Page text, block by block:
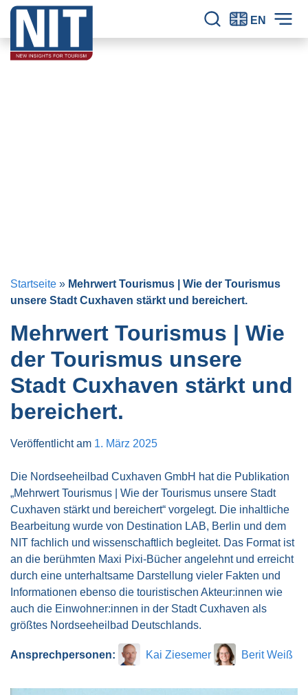
Zum Inhalt springen
NIT – Tourism Research
Seit 30 Jahren verlässliche Erkenntnisse für den Tourismus.
EN
Startseite » Mehrwert Tourismus | Wie der Tourismus
unsere Stadt Cuxhaven stärkt und bereichert.
Mehrwert Tourismus | Wie
der Tourismus unsere
Stadt Cuxhaven stärkt und
bereichert.
Veröffentlicht am 1. März 2025
Die Nordseeheilbad Cuxhaven GmbH hat die Publikation
„Mehrwert Tourismus | Wie der Tourismus unsere Stadt
Cuxhaven stärkt und bereichert“ vorgelegt. Die inhaltliche
Bearbeitung wurde von Destination LAB, Berlin und dem
NIT fachlich und wissenschaftlich begleitet. Das Format ist
an die berühmten Maxi Pixi-Bücher angelehnt und erreicht
durch eine unterhaltsame Darstellung vieler Fakten und
Informationen ebenso die touristischen Akteur:innen wie
auch die Einwohner:innen in der Stadt Cuxhaven als
größtes Nordseeheilbad Deutschlands.
Ansprechpersonen: Kai Ziesemer Berit Weiß